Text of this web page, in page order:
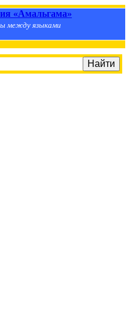
«Амальгама»
между языками